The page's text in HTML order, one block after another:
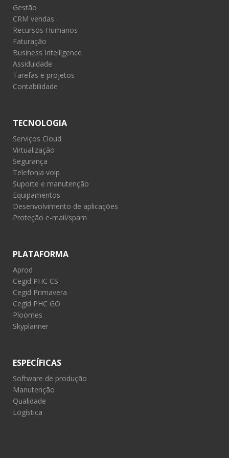
Gestão
CRM vendas
Recursos Humanos
Faturação
Business Intelligence
Assiduidade
Tarefas e projetos
Contabilidade
TECNOLOGIA
Serviços Cloud
Virtualização
Segurança
Telefonia voip
Suporte e manutenção
Equipamentos
Desenvolvimento de aplicações
Proteção e-mail/spam
PLATAFORMA
Aprod
Cegid PHC CS
Cegid Primavera
Cegid PHC GO
Ploomes
Skyplanner
ESPECÍFICAS
Software de produção
Manutenção
Qualidade
Logística